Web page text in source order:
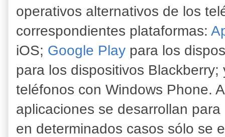
operativos alternativos de los
correspondientes plataformas:
iOS; Google Play para los
para los dispositivos
teléfonos con Windows Phone.
aplicaciones se desarrollan
en determinados casos sólo se